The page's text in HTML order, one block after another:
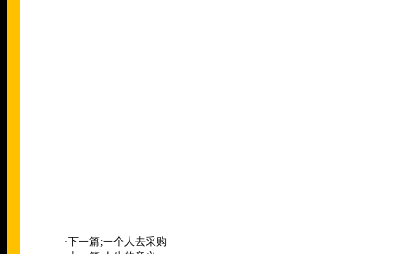
·下一篇;一个人去采购